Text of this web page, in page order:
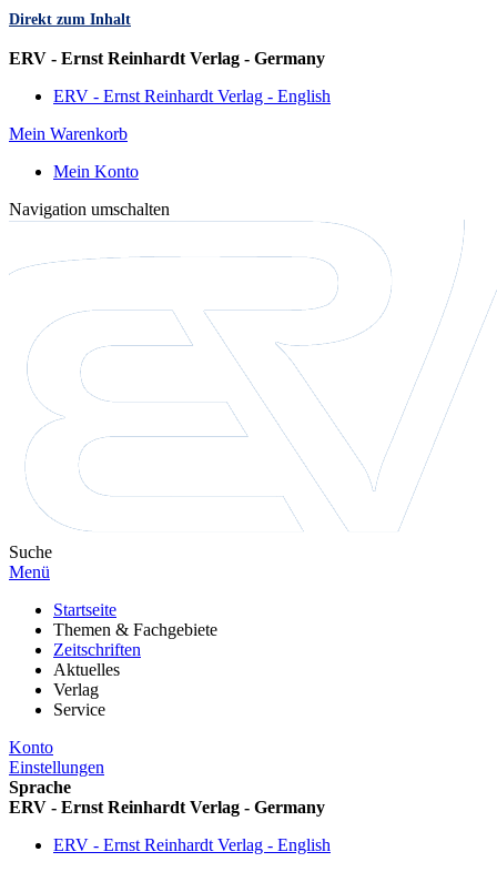
Direkt zum Inhalt
ERV - Ernst Reinhardt Verlag - Germany
ERV - Ernst Reinhardt Verlag - English
Mein Warenkorb
Mein Konto
Navigation umschalten
Suche
Menü
Startseite
Themen & Fachgebiete
Zeitschriften
Aktuelles
Verlag
Service
Konto
Einstellungen
Sprache
ERV - Ernst Reinhardt Verlag - Germany
ERV - Ernst Reinhardt Verlag - English